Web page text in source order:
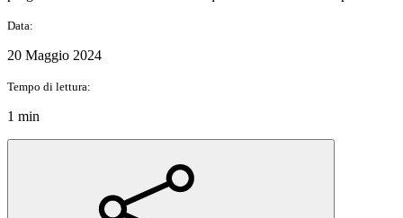
Data:
20 Maggio 2024
Tempo di lettura:
1 min